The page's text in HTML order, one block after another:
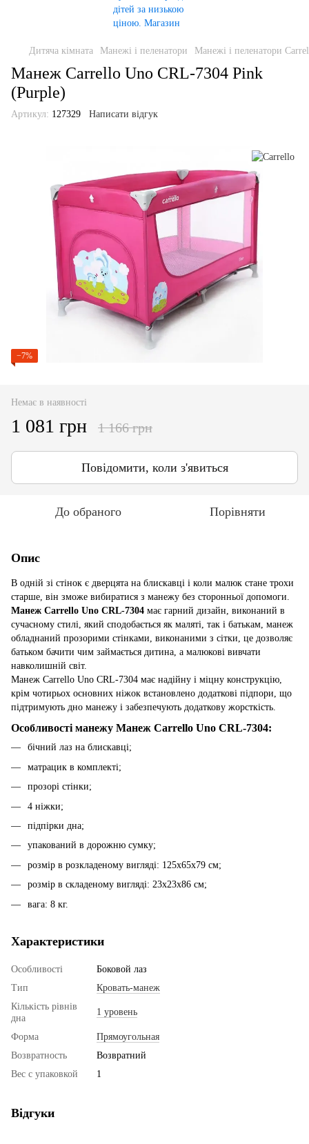
Дитяча кімната Манежі і пеленатори Манежі і пеленатори
Манеж Carrello Uno CRL-7304 Pink
(Purple)
Артикул: 127329 Написати відгук
−7%
Немає в наявності
1 081 грн 1 166 грн
Повідомити, коли з'явиться
До обраного Порівняти
Опис
В одній зі стінок є дверцята на блискавці і коли малюк стане трохи
старше, він зможе вибиратися з манежу без сторонньої допомоги.
Манеж Carrello Uno CRL-7304 має гарний дизайн, виконаний в
сучасному стилі, який сподобається як маляті, так і батькам, манеж
обладнаний прозорими стінками, виконаними з сітки, це дозволяє
батьком бачити чим займається дитина, а малюкові вивчати
навколишній світ.
Манеж Carrello Uno CRL-7304 має надійну і міцну конструкцію,
крім чотирьох основних ніжок встановлено додаткові підпори, що
підтримують дно манежу і забезпечують додаткову жорсткість.
Особливості манежу Манеж Carrello Uno CRL-7304:
бічний лаз на блискавці;
матрацик в комплекті;
прозорі стінки;
4 ніжки;
підпірки дна;
упакований в дорожню сумку;
розмір в розкладеному вигляді: 125х65х79 см;
розмір в складеному вигляді: 23х23х86 см;
вага: 8 кг.
Характеристики
Особливості
Боковой лаз
Тип
Кровать-манеж
Кількість рівнів
дна
1 уровень
Форма
Прямоугольная
Возвратность
Возвратний
Вес с упаковкой
1
Відгуки